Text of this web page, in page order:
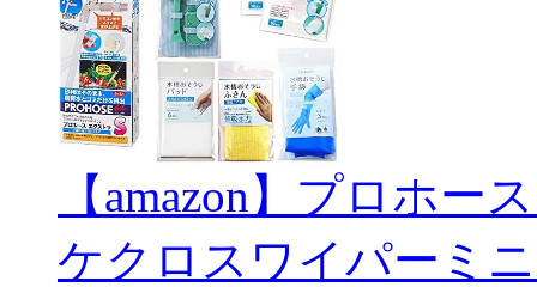
【amazon】プロホー
ケクロスワイパーミ